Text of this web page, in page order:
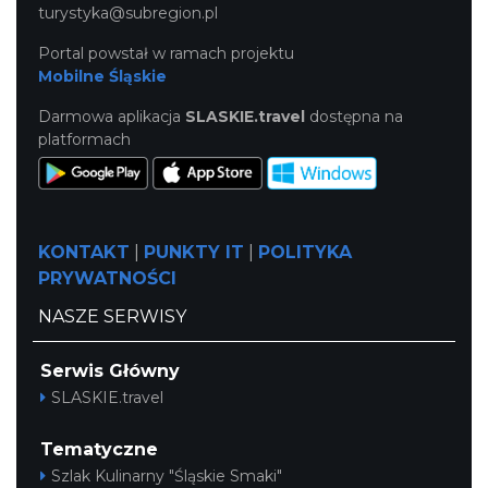
turystyka@subregion.pl
Portal powstał w ramach projektu
Mobilne Śląskie
Darmowa aplikacja SLASKIE.travel dostępna na
platformach
KONTAKT PUNKTY IT
POLITYKA
PRYWATNOŚCI
NASZE SERWISY
Serwis Główny
SLASKIE.travel
Tematyczne
Szlak Kulinarny "Śląskie Smaki"